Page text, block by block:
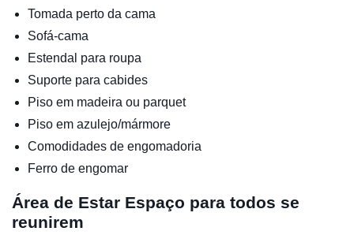
Tomada perto da cama
Sofá-cama
Estendal para roupa
Suporte para cabides
Piso em madeira ou parquet
Piso em azulejo/mármore
Comodidades de engomadoria
Ferro de engomar
Área de Estar Espaço para todos se
reunirem